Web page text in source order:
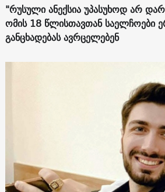
"რუსული ანექსია უპასუხოდ არ
ომის 18 წლისთავთან საელჩოები
განცხადებას ავრცელებენ